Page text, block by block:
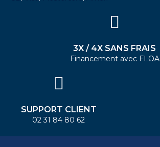
3X / 4X SANS FRAIS
Financement avec FLOA
SUPPORT CLIENT
02 31 84 80 62